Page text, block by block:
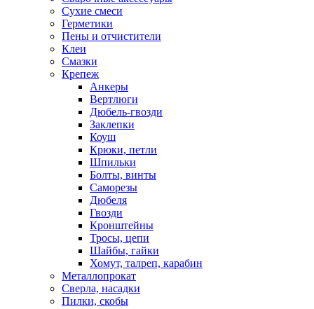
Сухие смеси
Герметики
Пены и отчистители
Клеи
Смазки
Крепеж
Анкеры
Вертлюги
Дюбель-гвозди
Заклепки
Коуш
Крюки, петли
Шпильки
Болты, винты
Саморезы
Дюбеля
Гвозди
Кронштейны
Тросы, цепи
Шайбы, гайки
Хомут, талреп, карабин
Металлопрокат
Сверла, насадки
Пилки, скобы